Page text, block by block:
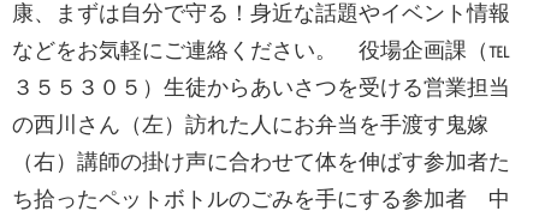
康、まずは自分で守る！身近な話題やイベント情報
などをお気軽にご連絡ください。 役場企画課（℡
３５５３０５）生徒からあいさつを受ける営業担当
の西川さん（左）訪れた人にお弁当を手渡す鬼嫁
（右）講師の掛け声に合わせて体を伸ばす参加者た
ち拾ったペットボトルのごみを手にする参加者 中